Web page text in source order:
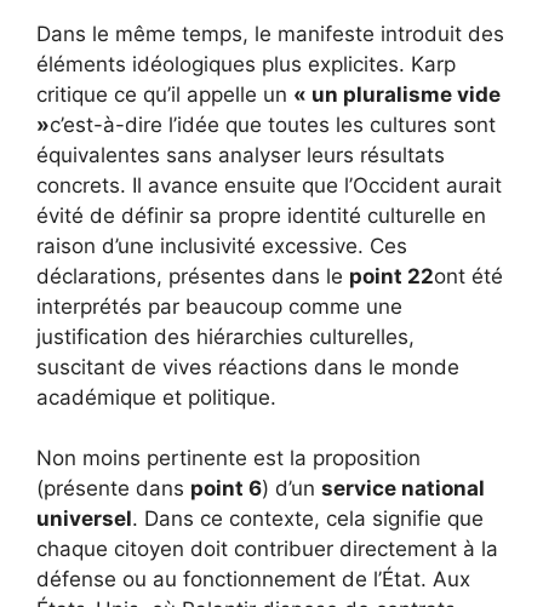
Dans le même temps, le manifeste introduit des
éléments idéologiques plus explicites. Karp
critique ce qu’il appelle un « un pluralisme vide
»c’est-à-dire l’idée que toutes les cultures sont
équivalentes sans analyser leurs résultats
concrets. Il avance ensuite que l’Occident aurait
évité de définir sa propre identité culturelle en
raison d’une inclusivité excessive. Ces
déclarations, présentes dans le point 22ont été
interprétés par beaucoup comme une
justification des hiérarchies culturelles,
suscitant de vives réactions dans le monde
académique et politique.
Non moins pertinente est la proposition
(présente dans point 6) d’un service national
universel. Dans ce contexte, cela signifie que
chaque citoyen doit contribuer directement à la
défense ou au fonctionnement de l’État. Aux